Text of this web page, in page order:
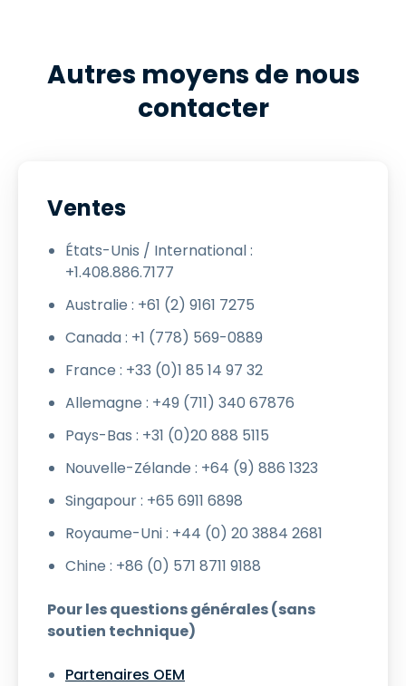
Autres moyens de nous
contacter
Ventes
États-Unis / International :
+1.408.886.7177
Australie : +61 (2) 9161 7275
Canada : +1 (778) 569-0889
France : +33 (0)1 85 14 97 32
Allemagne : +49 (711) 340 67876
Pays-Bas : +31 (0)20 888 5115
Nouvelle-Zélande : +64 (9) 886 1323
Singapour : +65 6911 6898
Royaume-Uni : +44 (0) 20 3884 2681
Chine : +86 (0) 571 8711 9188
Pour les questions générales (sans
soutien technique)
Partenaires OEM